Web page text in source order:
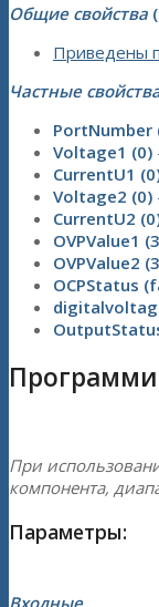
Общие свойства
Приведены
Частные
PortNumber
Voltage1 (0)
CurrentU1
Voltage2 (0)
CurrentU2
OVPValue1
OVPValue2
OCPStatus
При
компонента,
Параметры: